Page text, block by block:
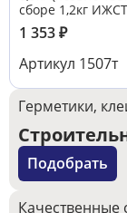
сборе 1,2кг
1 353₽
Артикул 1507т
Герметики,
Подобрать
Качественные